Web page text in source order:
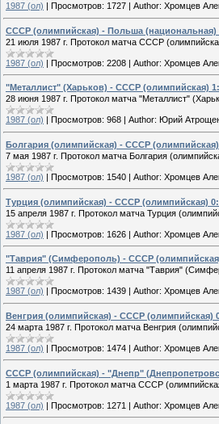
1987 (ол) | Просмотров: 1727 | Author: Хромцев
СССР (олимпийская) - Польша (национальная)
21 июля 1987 г. Протокол матча СССР
1987 (ол) | Просмотров: 2208 | Author: Хромцев
"Металлист" (Харьков) - СССР (олимпийская)
28 июня 1987 г. Протокол матча "Металлист"
1987 (ол) Просмотров: 968 Author: Юрий
Болгария (олимпийская) - СССР (олимпийская)
7 мая 1987 г. Протокол матча Болгария
1987 (ол) | Просмотров: 1540 | Author: Хромцев
Турция (олимпийская) - СССР (олимпийская)
15 апреля 1987 г. Протокол матча Турция
1987 (ол) | Просмотров: 1626 | Author: Хромцев
"Таврия" (Симферополь) - СССР
11 апреля 1987 г. Протокол матча "Таврия"
1987 (ол) Просмотров: 1439 Author: Хромцев
Венгрия (олимпийская) - СССР (олимпийская)
24 марта 1987 г. Протокол матча Венгрия
1987 (ол) | Просмотров: 1474 | Author: Хромцев
СССР (олимпийская) - "Днепр"
1 марта 1987 г. Протокол матча СССР
1987 (ол) | Просмотров: 1271 | Author: Хромцев